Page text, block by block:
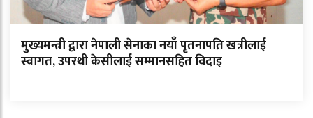
मुख्यमन्त्री द्वारा नेपाली सेनाका नयाँ पृतनापति खत्रीलाई
स्वागत, उपरथी केसीलाई सम्मानसहित विदाइ